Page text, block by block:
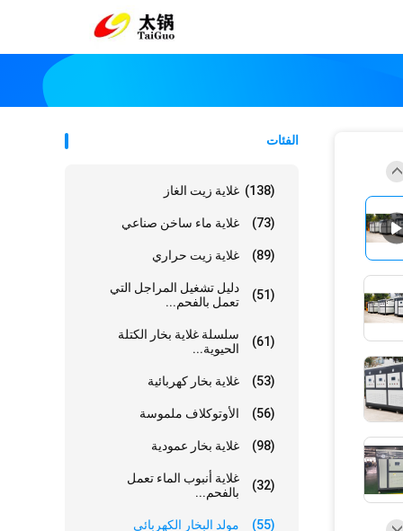
الفئات
غلاية زيت الغاز (138)
غلاية ماء ساخن صناعي (73)
غلاية زيت حراري (89)
دليل تشغيل المراجل التي
تعمل بالفحم...
(51)
سلسلة غلاية بخار الكتلة
الحيوية...
(61)
غلاية بخار كهربائية (53)
الأوتوكلاف ملموسة (56)
غلاية بخار عمودية (98)
غلاية أنبوب الماء تعمل
بالفحم...
(32)
مولد البخار الكهربائي (55)